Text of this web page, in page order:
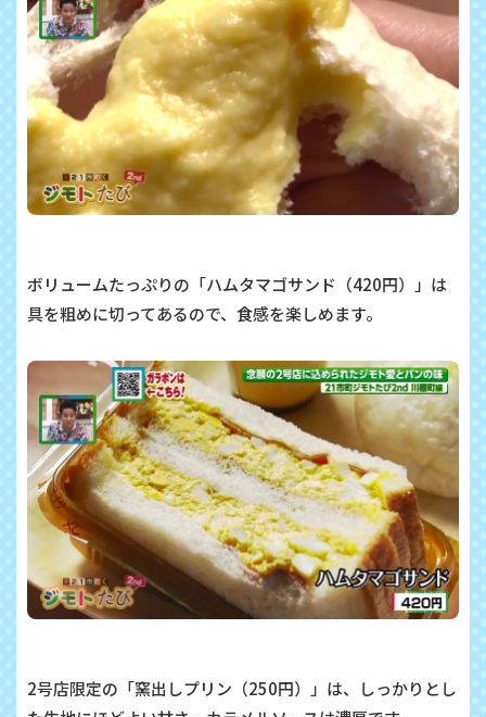
ボリュームたっぷりの「ハムタマゴサンド（420円）」は
具を粗めに切ってあるので、食感を楽しめます。
2号店限定の「窯出しプリン（250円）」は、しっかりとし